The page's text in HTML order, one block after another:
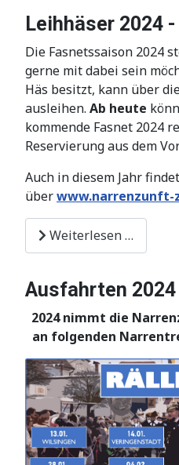
Leihhäser 2024
Die Fasnetssaison 2024
gerne mit dabei sein
Häs besitzt, kann über
ausleihen. Ab heute
kommende Fasnet 2024
Reservierung aus dem
Auch in diesem Jahr
über
Weiterlesen …
Ausfahrten 2024
2024 nimmt die
an folgenden